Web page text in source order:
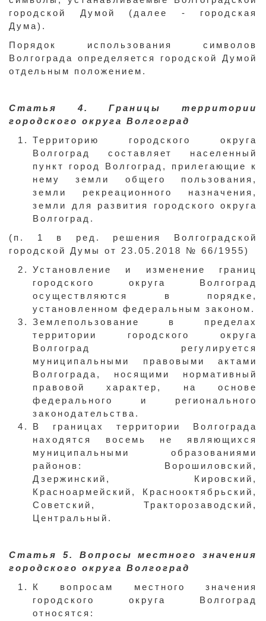
городской Думой (далее - городская
Дума).
Порядок использования символов
Волгограда определяется городской Думой
отдельным положением.
Статья 4. Границы территории
городского округа Волгоград
Территорию городского округа
Волгоград составляет населенный
пункт город Волгоград, прилегающие к
нему земли общего пользования,
земли рекреационного назначения,
земли для развития городского округа
Волгоград.
(п. 1 в ред. решения Волгоградской
городской Думы от 23.05.2018 № 66/1955)
Установление и изменение границ
городского округа Волгоград
осуществляются в порядке,
установленном федеральным законом.
Землепользование в пределах
территории городского округа
Волгоград регулируется
муниципальными правовыми актами
Волгограда, носящими нормативный
правовой характер, на основе
федерального и регионального
законодательства.
В границах территории Волгограда
находятся восемь не являющихся
муниципальными образованиями
районов: Ворошиловский,
Дзержинский, Кировский,
Красноармейский, Краснооктябрьский,
Советский, Тракторозаводский,
Центральный.
Статья 5. Вопросы местного значения
городского округа Волгоград
К вопросам местного значения
городского округа Волгоград
относятся: